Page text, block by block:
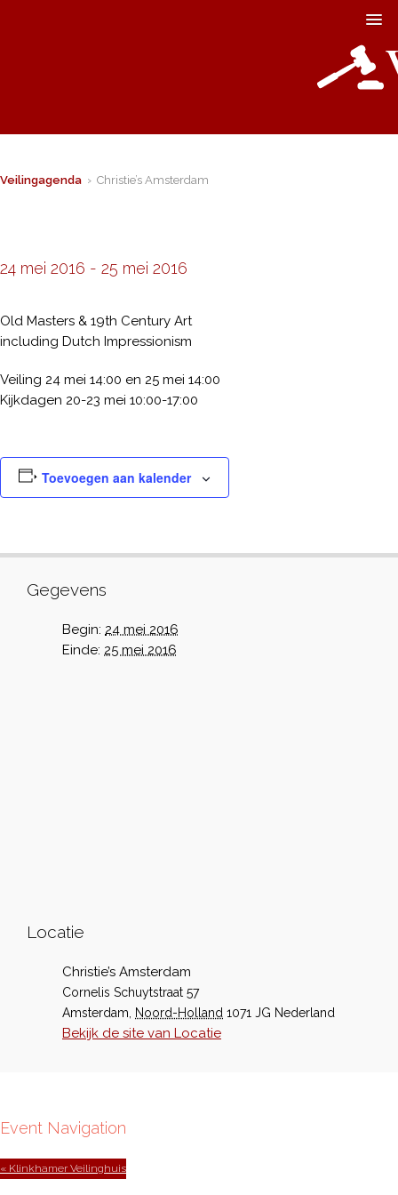
Veilingagenda › Christie’s Amsterdam
24 mei 2016 - 25 mei 2016
Old Masters & 19th Century Art
including Dutch Impressionism
Veiling 24 mei 14:00 en 25 mei 14:00
Kijkdagen 20-23 mei 10:00-17:00
Toevoegen aan kalender
Gegevens
Begin: 24 mei 2016
Einde: 25 mei 2016
Locatie
Christie’s Amsterdam
Cornelis Schuytstraat 57
Amsterdam
Noord-Holland 1071 JG Nederland
Bekijk de site van Locatie
Event Navigation
« Klinkhamer Veilinghuis